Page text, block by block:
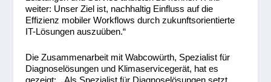
weiter: Unser Ziel ist, nachhaltig Einfluss auf die
Effizienz mobiler Workflows durch zukunftsorientierte
IT-Lösungen auszuüben.“
Die Zusammenarbeit mit Wabcowürth, Spezialist für
Diagnoselösungen und Klimaservicegerät, hat es
gezeigt: „Als Spezialist für Diagnoselösungen setzt